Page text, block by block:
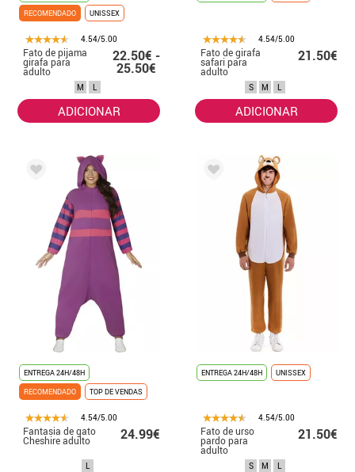
RECOMENDADO
UNISSEX
4.54/5.00
Fato de pijama
girafa para
adulto
22.50€ -
25.50€
M L
ADICIONAR
4.54/5.00
Fato de girafa
safari para
adulto
21.50€
S M L
ADICIONAR
ENTREGA 24H/48H
RECOMENDADO
TOP DE VENDAS
4.54/5.00
Fantasia de gato
Cheshire adulto 24.99€
L
ENTREGA 24H/48H UNISSEX
4.54/5.00
Fato de urso
pardo para
adulto
21.50€
S M L